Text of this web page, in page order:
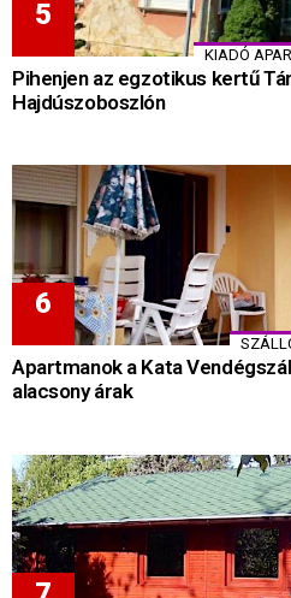
KIADÓ
Pihenjen az egzotikus kertű
Hajdúszoboszlón
Apartmanok a Kata
alacsony árak